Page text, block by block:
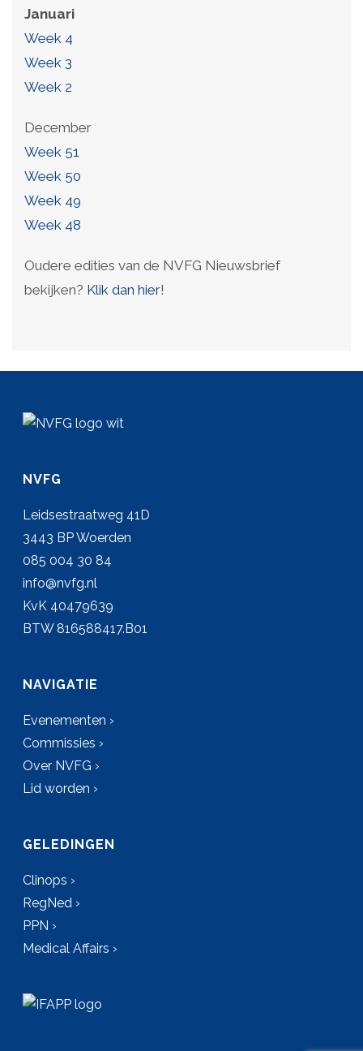
Januari
Week 4
Week 3
Week 2
December
Week 51
Week 50
Week 49
Week 48
Oudere edities van de NVFG Nieuwsbrief
bekijken? Klik dan hier!
NVFG
Leidsestraatweg 41D
3443 BP Woerden
085 004 30 84
info@nvfg.nl
KvK 40479639
BTW 816588417.B01
NAVIGATIE
Evenementen ›
Commissies ›
Over NVFG ›
Lid worden ›
GELEDINGEN
Clinops ›
RegNed ›
PPN ›
Medical Affairs ›